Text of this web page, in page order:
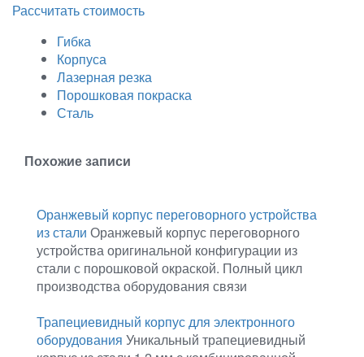
Рассчитать стоимость
Гибка
Корпуса
Лазерная резка
Порошковая покраска
Сталь
Похожие записи
Оранжевый корпус переговорного устройства
из стали Оранжевый корпус переговорного
устройства оригинальной конфигурации из
стали с порошковой окраской. Полный цикл
производства оборудования связи
Трапециевидный корпус для электронного
оборудования Уникальный трапециевидный